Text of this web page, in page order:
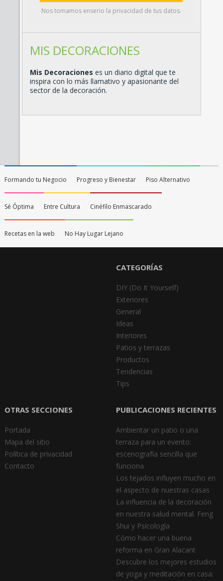
Nos tomamos enserio la privacidad de tus datos.
MIS DECORACIONES
Mis Decoraciones es un diario digital que te
inspira con lo más llamativo y apasionante del
sector de la decoración.
Formando tu Negocio Progreso y Bienestar Piso Alternativo
Sé Óptima Entre Cultura Cinéfilo Enmascarado
Recetas en la web No Hay Lugar Lejano
CATEGORÍAS
DIY (Do It Yourself)
Exteriores
General
Ideas
Interiores
Patios y terrazas
Productos
Tendencias
Tips
OTRAS SECCIONES
Portada
Mapa del sitio
Política de privacidad
Contacto
PUBLICACIONES RECIENTES
Ambientar un patio o una
terraza para un evento:
escenografía sencilla que
funciona
Los tejados influyen mucho en
el aspecto de nuestras casas
La influencia de la decoración
en nuestra salud mental. Feng
Shui y Psicología
Cómo hacer una buena
reforma en Gran Alacant
Descubre los mejores estudios
de yoga y meditación en casa: